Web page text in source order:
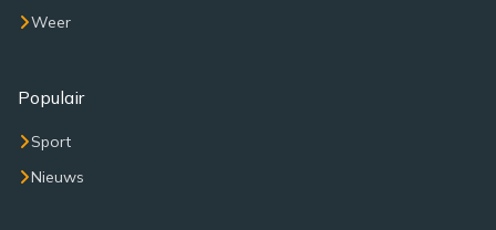
Weer
Populair
Sport
Nieuws